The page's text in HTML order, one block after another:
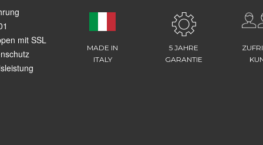
mit SSL
MADE IN
ITALY
5 JAHRE
GARANTIE